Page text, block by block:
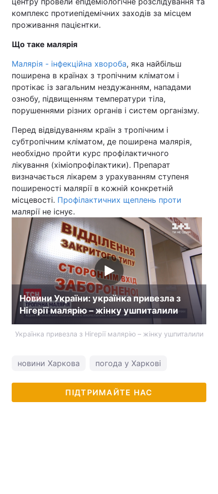
Тема оформлення
комплекс протиепідемічних заходів за місцем
проживання пацієнтки.
Що таке малярія
Малярія - інфекційна хвороба, яка найбільш
поширена в країнах з тропічним кліматом і
протікає із загальним нездужанням, нападами
ознобу, підвищенням температури тіла,
порушеннями різних органів і систем організму.
Перед відвідуванням країн з тропічним і
субтропічним кліматом, де поширена малярія,
необхідно пройти курс профілактичного
лікування (хіміопрофілактики). Препарат
визначається лікарем з урахуванням ступеня
поширеності малярії в кожній конкретній
місцевості. Профілактичних щеплень проти
малярії не існує.
Новини України: українка привезла з
Нігерії малярію – жінку ушпиталили
Українка привезла з Нігерії малярію – жінку ушпиталили
новини Харкова погода у Харкові
ПІДТРИМАЙТЕ НАС